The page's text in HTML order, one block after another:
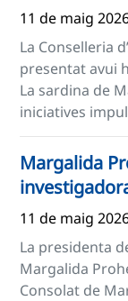
11 de maig
La Conselleria
presentat avui
La sardina de
iniciatives
Margalida
11 de maig
La presidenta
Margalida
Consolat de